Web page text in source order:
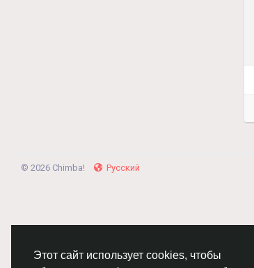
Этот сайт использует cookies, чтобы
© 2026 Chimba! Русский